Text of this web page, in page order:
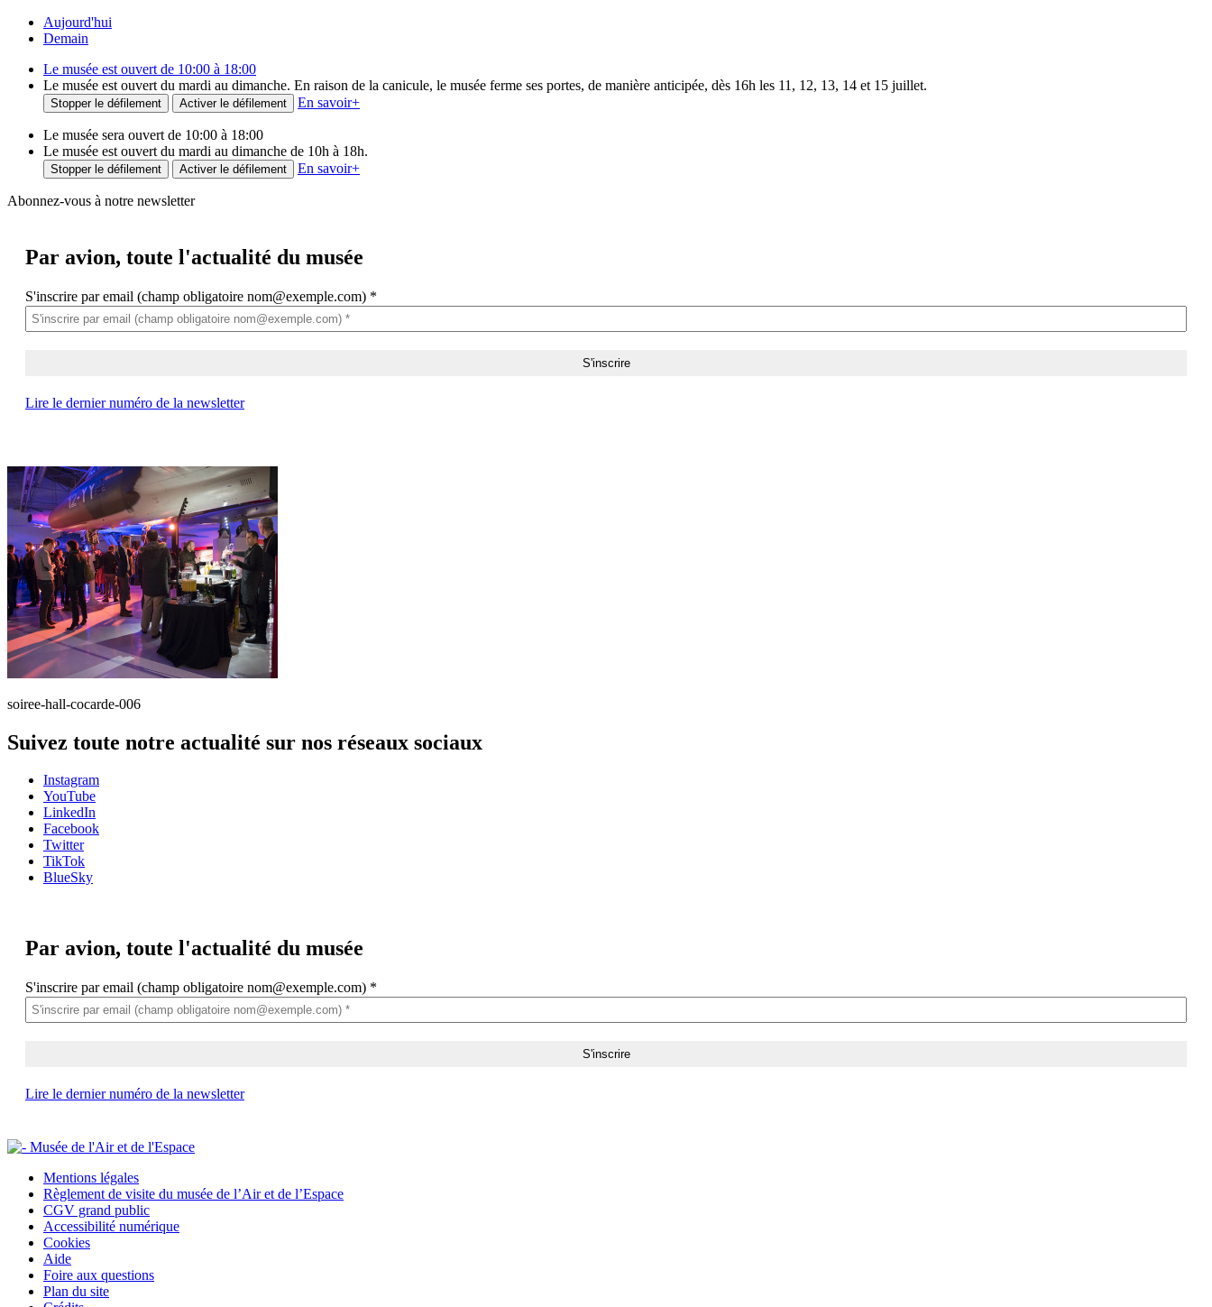
Aujourd'hui
Demain
Le musée est ouvert de 10:00 à 18:00
Le musée est ouvert du mardi au dimanche. En raison de la canicule, le musée ferme ses portes, de manière anticipée, dès 16h les 11, 12, 13, 14 et 15 juillet.
Stopper le défilement Activer le défilement En savoir+
Le musée sera ouvert de 10:00 à 18:00
Le musée est ouvert du mardi au dimanche de 10h à 18h.
Stopper le défilement Activer le défilement En savoir+
Abonnez-vous à notre newsletter
Par avion, toute l'actualité du musée
S'inscrire par email (champ obligatoire nom@exemple.com) *
Lire le dernier numéro de la newsletter
soiree-hall-cocarde-006
Suivez toute notre actualité sur nos réseaux sociaux
Instagram
YouTube
LinkedIn
Facebook
Twitter
TikTok
BlueSky
Par avion, toute l'actualité du musée
S'inscrire par email (champ obligatoire nom@exemple.com) *
Lire le dernier numéro de la newsletter
Mentions légales
Règlement de visite du musée de l’Air et de l’Espace
CGV grand public
Accessibilité numérique
Cookies
Aide
Foire aux questions
Plan du site